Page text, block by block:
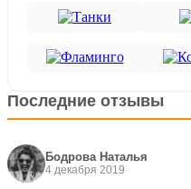
Последние отзывы
Бодрова Наталья
4 декабря 2019